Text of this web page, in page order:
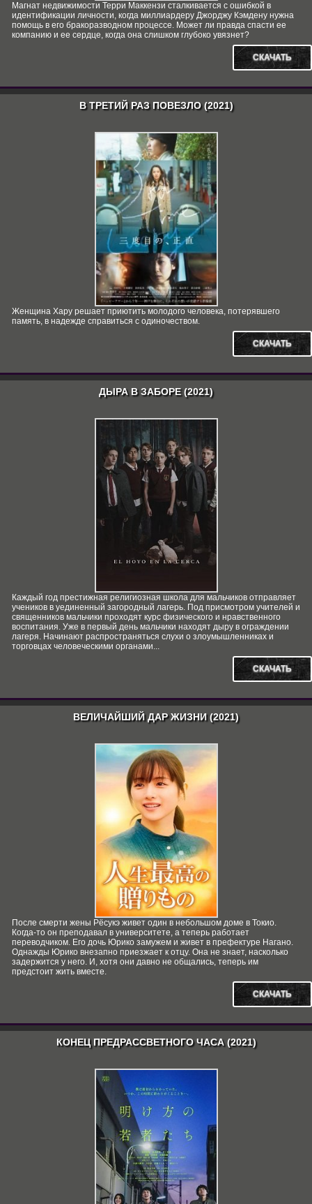
Магнат недвижимости Терри Маккензи сталкивается с ошибкой в
идентификации личности, когда миллиардеру Джорджу Кэмдену нужна
помощь в его бракоразводном процессе. Может ли правда спасти ее
компанию и ее сердце, когда она слишком глубоко увязнет?
СКАЧАТЬ
В ТРЕТИЙ РАЗ ПОВЕЗЛО (2021)
Женщина Хару решает приютить молодого человека, потерявшего
память, в надежде справиться с одиночеством.
СКАЧАТЬ
ДЫРА В ЗАБОРЕ (2021)
Каждый год престижная религиозная школа для мальчиков отправляет
учеников в уединенный загородный лагерь. Под присмотром учителей и
священников мальчики проходят курс физического и нравственного
воспитания. Уже в первый день мальчики находят дыру в ограждении
лагеря. Начинают распространяться слухи о злоумышленниках и
торговцах человеческими органами...
СКАЧАТЬ
ВЕЛИЧАЙШИЙ ДАР ЖИЗНИ (2021)
После смерти жены Рёсукэ живет один в небольшом доме в Токио.
Когда-то он преподавал в университете, а теперь работает
переводчиком. Его дочь Юрико замужем и живет в префектуре Нагано.
Однажды Юрико внезапно приезжает к отцу. Она не знает, насколько
задержится у него. И, хотя они давно не общались, теперь им
предстоит жить вместе.
СКАЧАТЬ
КОНЕЦ ПРЕДРАССВЕТНОГО ЧАСА (2021)